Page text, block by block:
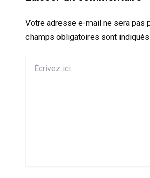
Votre adresse e-mail ne sera pas
champs obligatoires sont
ici…